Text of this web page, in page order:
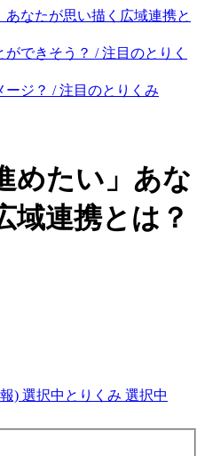
あなたが思い描く広域連携と
ができそう？ / 注目のとりく
ージ？ / 注目のとりくみ
めたい」あな
域連携とは？
) 選択中 とりくみ 選択中